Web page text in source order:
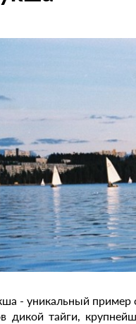
- уникальный пример
дикой тайги,